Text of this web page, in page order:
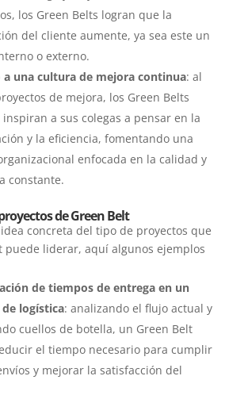
los Green Belts logran que la
del cliente aumente, ya sea este un
o externo.
a una cultura de mejora continua: al
de mejora, los Green Belts
a sus colegas a pensar en la
y la eficiencia, fomentando una
enfocada en la calidad y
constante.
de Green Belt
concreta del tipo de proyectos que
puede liderar, aquí algunos ejemplos
de tiempos de entrega en un
logística: analizando el flujo actual y
cuellos de botella, un Green Belt
el tiempo necesario para cumplir
y mejorar la satisfacción del